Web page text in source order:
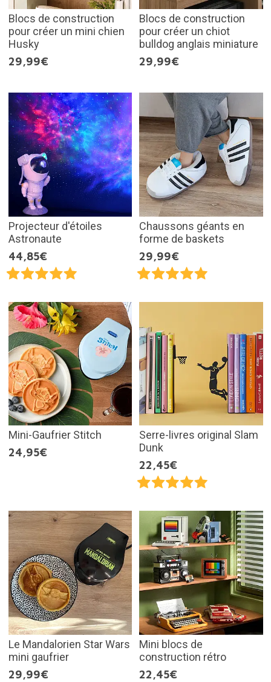
Blocs de construction
pour créer un mini chien
Husky
29,99€
Blocs de construction
pour créer un chiot
bulldog anglais miniature
29,99€
Projecteur d'étoiles
Astronaute
44,85€
Chaussons géants en
forme de baskets
29,99€
Mini-Gaufrier Stitch
24,95€
Serre-livres original Slam
Dunk
22,45€
Le Mandalorien Star Wars
mini gaufrier
29,99€
Mini blocs de
construction rétro
22,45€